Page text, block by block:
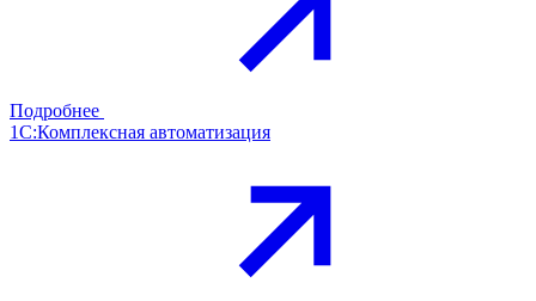
Подробнее
1С:Комплексная автоматизация